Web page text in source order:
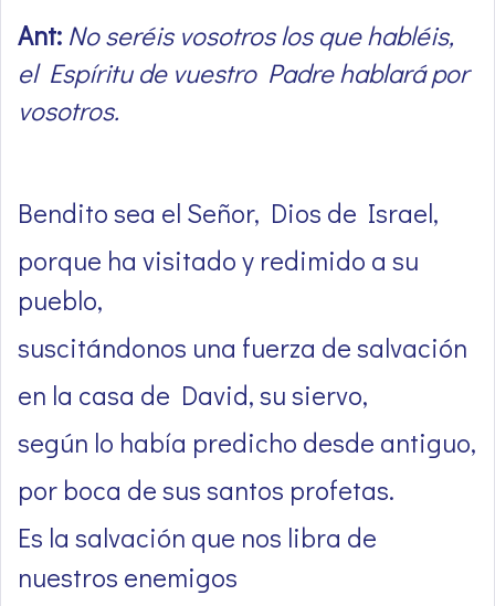
Ant: No seréis vosotros los que habléis,
el Espíritu de vuestro Padre hablará por
vosotros.
Bendito sea el Señor, Dios de Israel,
porque ha visitado y redimido a su
pueblo,
suscitándonos una fuerza de salvación
en la casa de David, su siervo,
según lo había predicho desde antiguo,
por boca de sus santos profetas.
Es la salvación que nos libra de
nuestros enemigos